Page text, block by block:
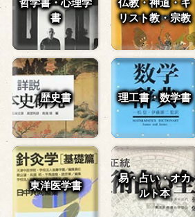
哲学書・心理学
書
仏教・神道・キ
リスト教・宗教
歴史書 理工書・数学書
東洋医学書
易・占い・オカ
ルト本